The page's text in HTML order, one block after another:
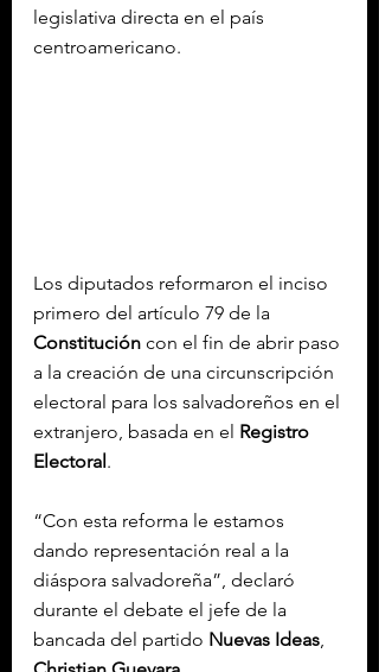
legislativa directa en el país
centroamericano.
Los diputados reformaron el inciso
primero del artículo 79 de la
Constitución con el fin de abrir paso
a la creación de una circunscripción
electoral para los salvadoreños en el
extranjero, basada en el Registro
Electoral.
“Con esta reforma le estamos
dando representación real a la
diáspora salvadoreña”, declaró
durante el debate el jefe de la
bancada del partido Nuevas Ideas